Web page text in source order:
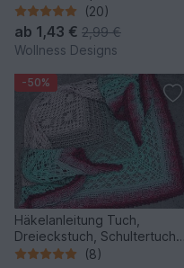
Crossbody Bag Cosma
(20)
ab 1,43 € 2,99 €
Wollness Designs
-50%
Häkelanleitung Tuch,
Dreieckstuch, Schultertuch
Fantuch
(8)